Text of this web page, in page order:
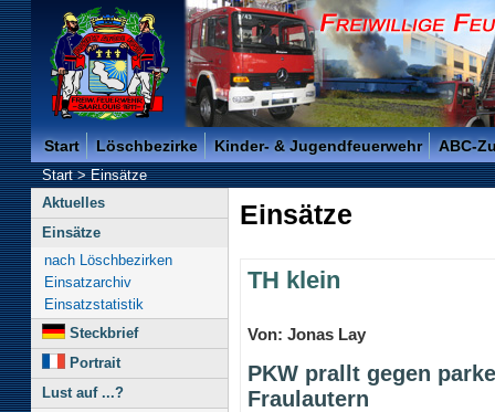
Freiwillige Feuerwehr der Kreisstadt Saarlouis -
Start Löschbezirke Kinder- & Jugendfeuerwehr ABC-
Start>Einsätze
Aktuelles
Einsätze
nach Löschbezirken
Einsatzarchiv
Einsatzstatistik
Steckbrief
Portrait
Lust auf ...?
Einsätze
TH klein
Von: Jonas Lay
PKW prallt gegen
Fraulautern